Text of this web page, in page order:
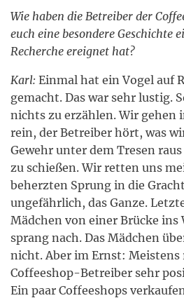
Wie haben die Betreiber der
euch eine besondere Geschichte
Recherche ereignet hat?
Karl: Einmal hat ein Vogel auf
gemacht. Das war sehr lustig.
nichts zu erzählen. Wir gehen
rein, der Betreiber hört, was
Gewehr unter dem Tresen
zu schießen. Wir retten uns
beherzten Sprung in die
ungefährlich, das Ganze.
Mädchen von einer Brücke ins
sprang nach. Das Mädchen
nicht. Aber im Ernst: Meistens
Coffeeshop-Betreiber sehr
Ein paar Coffeeshops